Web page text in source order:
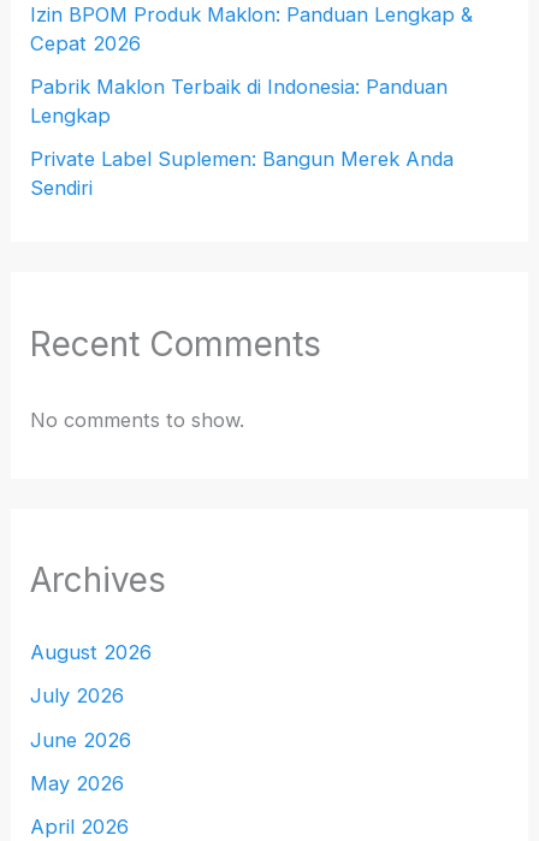
Izin BPOM Produk Maklon: Panduan Lengkap &
Cepat 2026
Pabrik Maklon Terbaik di Indonesia: Panduan
Lengkap
Private Label Suplemen: Bangun Merek Anda
Sendiri
Recent Comments
No comments to show.
Archives
August 2026
July 2026
June 2026
May 2026
April 2026